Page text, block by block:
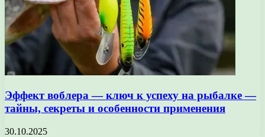
Эффект воблера — ключ к успеху на рыбалке —
тайны, секреты и особенности применения
30.10.2025